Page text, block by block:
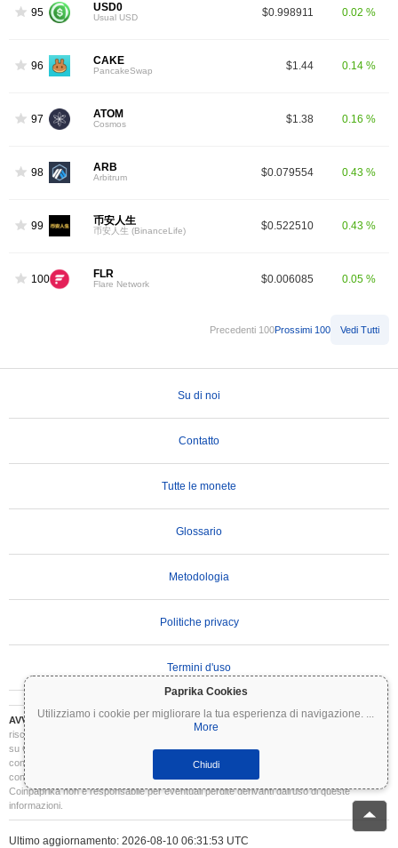
Paprika Cookies
Utilizziamo i cookie per migliorare la tua esperienza di navigazione. ...
More
Chiudi
95 USD0
Usual USD $0.998911 0.02 %
96 CAKE
PancakeSwap $1.44 0.14 %
97 ATOM
Cosmos $1.38 0.16 %
98 ARB
Arbitrum $0.079554 0.43 %
99 币安人生
币安人生 (BinanceLife) $0.522510 0.43 %
100 FLR
Flare Network $0.006085 0.05 %
Precedenti 100Prossimi 100 Vedi Tutti
Su di noi
Contatto
Tutte le monete
Glossario
Metodologia
Politiche privacy
Termini d'uso
AVVERTENZA IMPORTANTE:Le criptovalute sono altamente volatili e comportano
rischi significativi. Potresti perdere parte o tutto il tuo investimento. Tutte le informazioni
su Coinpaprika sono fornite esclusivamente a scopo informativo e non costituiscono
consulenza finanziaria o di investimento. Conduci sempre le tue ricerche (DYOR) e
consulta un consulente finanziario qualificato prima di prendere decisioni di investimento.
Coinpaprika non è responsabile per eventuali perdite derivanti dall'uso di queste
informazioni.
Ultimo aggiornamento: 2026-08-10 06:31:53 UTC